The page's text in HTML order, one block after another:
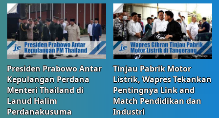
Presiden Prabowo Antar
Kepulangan Perdana
Menteri Thailand di
Lanud Halim
Perdanakusuma
Tinjau Pabrik Motor
Listrik, Wapres Tekankan
Pentingnya Link and
Match Pendidikan dan
Industri